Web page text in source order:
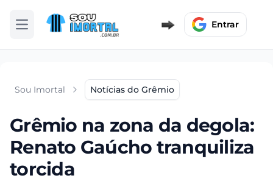
Abrir menu Entrar
Sou Imortal Notícias do Grêmio
Grêmio na zona da degola:
Renato Gaúcho tranquiliza
torcida